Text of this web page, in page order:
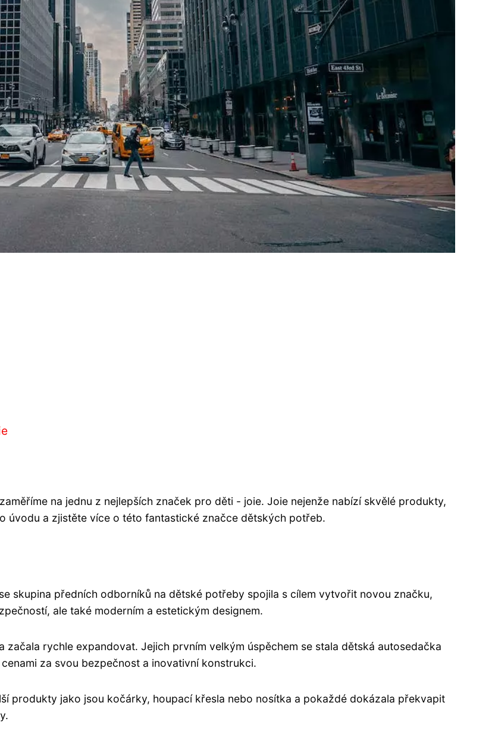
na jednu z nejlepších značek pro děti - joie. Joie nejenže nabízí skvělé produkty,
úvodu a zjistěte více o této fantastické značce dětských potřeb.
skupina předních odborníků na dětské potřeby spojila s cílem vytvořit novou značku,
ale také moderním a estetickým designem.
rychle expandovat. Jejich prvním velkým úspěchem se stala dětská autosedačka
za svou bezpečnost a inovativní konstrukci.
produkty jako jsou kočárky, houpací křesla nebo nosítka a pokaždé dokázala překvapit